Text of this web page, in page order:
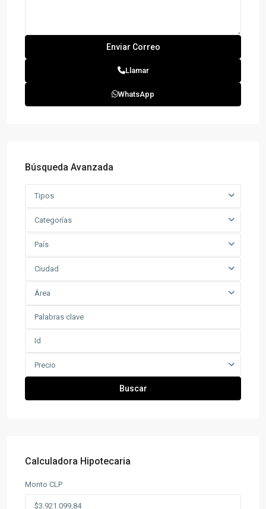
Llamar
WhatsApp
Búsqueda Avanzada
Tipos
Categorías
País
Ciudad
Área
Precio
Buscar
Calculadora Hipotecaria
Monto CLP